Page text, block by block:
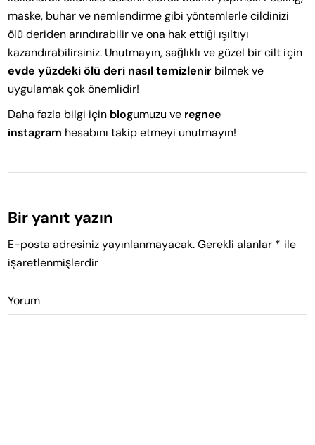
maske, buhar ve nemlendirme gibi yöntemlerle cildinizi
ölü deriden arındırabilir ve ona hak ettiği ışıltıyı
kazandırabilirsiniz. Unutmayın, sağlıklı ve güzel bir cilt için
evde yüzdeki ölü deri nasıl temizlenir bilmek ve
uygulamak çok önemlidir!
Daha fazla bilgi için blogumuzu ve regnee
instagram hesabını takip etmeyi unutmayın!
Bir yanıt yazın
E-posta adresiniz yayınlanmayacak. Gerekli alanlar * ile
işaretlenmişlerdir
Yorum